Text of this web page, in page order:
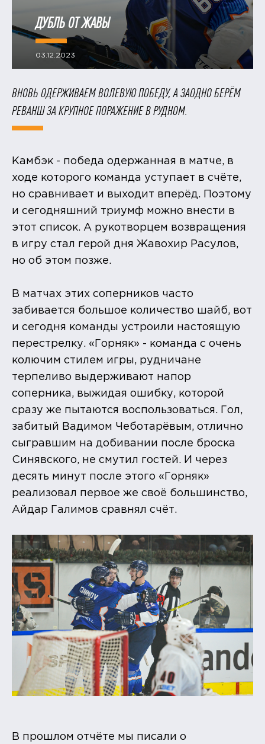
ДУБЛЬ ОТ ЖАВЫ
03.12.2023
ВНОВЬ ОДЕРЖИВАЕМ ВОЛЕВУЮ ПОБЕДУ, А ЗАОДНО БЕРЁМ
РЕВАНШ ЗА КРУПНОЕ ПОРАЖЕНИЕ В РУДНОМ.
Камбэк - победа одержанная в матче, в
ходе которого команда уступает в счёте,
но сравнивает и выходит вперёд. Поэтому
и сегодняшний триумф можно внести в
этот список. А рукотворцем возвращения
в игру стал герой дня Жавохир Расулов,
но об этом позже.
В матчах этих соперников часто
забивается большое количество шайб, вот
и сегодня команды устроили настоящую
перестрелку. «Горняк» - команда с очень
колючим стилем игры, рудничане
терпеливо выдерживают напор
соперника, выжидая ошибку, которой
сразу же пытаются воспользоваться. Гол,
забитый Вадимом Чеботарёвым, отлично
сыгравшим на добивании после броска
Синявского, не смутил гостей. И через
десять минут после этого «Горняк»
реализовал первое же своё большинство,
Айдар Галимов сравнял счёт.
В прошлом отчёте мы писали о